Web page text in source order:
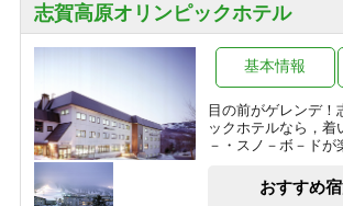
【訳あり＆エコプラ
1000円OFF★お料理
ニティでお得（2食
1泊2食付き
9,700円/人/泊
【志賀高原100トレ
素泊まり
志賀高原オリンピックホテル
目の前がゲレンデ！
ックホテルなら，着
－・スノ－ボ－ドが
基本情報
おすすめ